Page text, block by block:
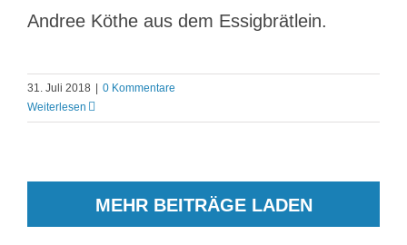
Andree Köthe aus dem Essigbrätlein.
31. Juli 2018
0 Kommentare
Weiterlesen
MEHR BEITRÄGE LADEN